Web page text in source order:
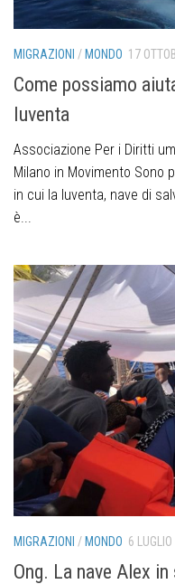
MIGRAZIONI / MONDO 17
Come possiamo
Iuventa
Associazione Per i Diritti
Milano in Movimento Sono
in cui la Iuventa, nave di
è...
MIGRAZIONI / MONDO 6
Ong. La nave Alex